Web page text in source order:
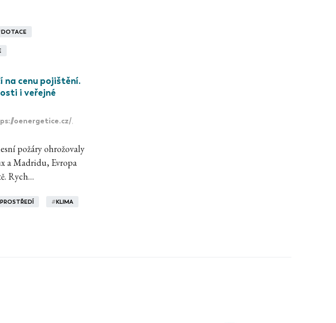
DOTACE
cenu pojištění.
i veřejné
oenergetice.cz/,
požáry ohrožovaly
a Madridu, Evropa
Rych…
#KLIMA